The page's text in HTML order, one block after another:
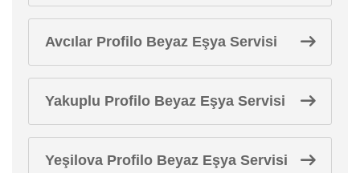
Avcılar Profilo Beyaz Eşya Servisi
Yakuplu Profilo Beyaz Eşya Servisi
Yeşilova Profilo Beyaz Eşya Servisi